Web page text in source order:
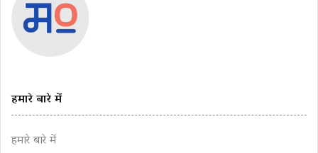
हमारे बारे में
हमारे बारे में